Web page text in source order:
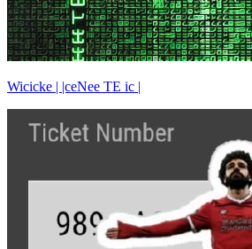
Wicicke | |ceNee TE ic |